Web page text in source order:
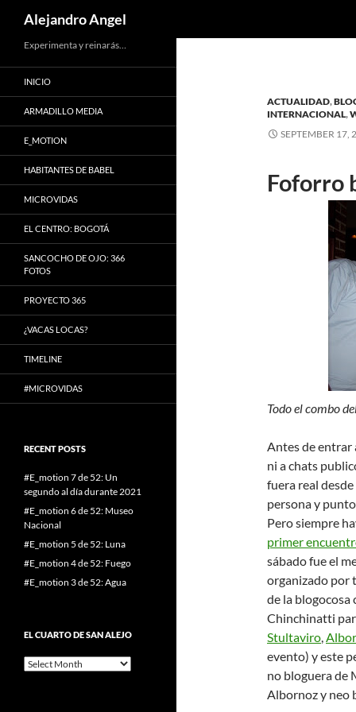
to
content
Alejandro Angel
ACTUALIDAD,
INTERNACIONAL,
SEPTEMBER 17,
Foforro
Todo el combo
Antes de entrar
ni a chats
fuera real
persona y
Pero siempre
primer
sábado fue el
organizado por
de la blogocosa
Chinchinatti
Stultaviro,
evento) y este
no bloguera de
Albornoz y neo
Experimenta y reinarás…
INICIO
ARMADILLO MEDIA
E_MOTION
HABITANTES DE BABEL
MICROVIDAS
EL CENTRO: BOGOTÁ
SANCOCHO DE OJO: 366
FOTOS
PROYECTO 365
¿VACAS LOCAS?
TIMELINE
#MICROVIDAS
RECENT POSTS
#E_motion 7 de 52: Un
segundo al día durante 2021
#E_motion 6 de 52: Museo
Nacional
#E_motion 5 de 52: Luna
#E_motion 4 de 52: Fuego
#E_motion 3 de 52: Agua
EL CUARTO DE SAN ALEJO
El